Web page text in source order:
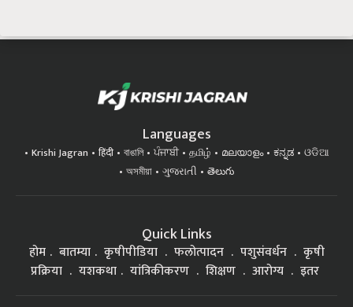
Languages
Krishi Jagran हिंदी বাঙালি ਪੰਜਾਬੀ தமிழ் മലയാളം ಕನ್ನಡ
ଓଡିଆ
অসমীয়া
ગુજરાતી తెలుగు
Quick Links
होम बातम्या कृषीपीडिया फलोत्पादन पशुसंवर्धन
कृषी
प्रक्रिया
यशकथा यांत्रिकीकरण शिक्षण आरोग्य इतर